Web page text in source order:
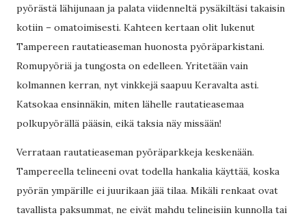
pyörästä lähijunaan ja palata viidenneltä pysäkiltäsi takaisin
kotiin – omatoimisesti. Kahteen kertaan olit lukenut
Tampereen rautatieaseman huonosta pyöräparkistani.
Romupyöriä ja tungosta on edelleen. Yritetään vain
kolmannen kerran, nyt vinkkejä saapuu Keravalta asti.
Katsokaa ensinnäkin, miten lähelle rautatieasemaa
polkupyörällä pääsin, eikä taksia näy missään!
Verrataan rautatieaseman pyöräparkkeja keskenään.
Tampereella telineeni ovat todella hankalia käyttää, koska
pyörän ympärille ei juurikaan jää tilaa. Mikäli renkaat ovat
tavallista paksummat, ne eivät mahdu telineisiin kunnolla tai